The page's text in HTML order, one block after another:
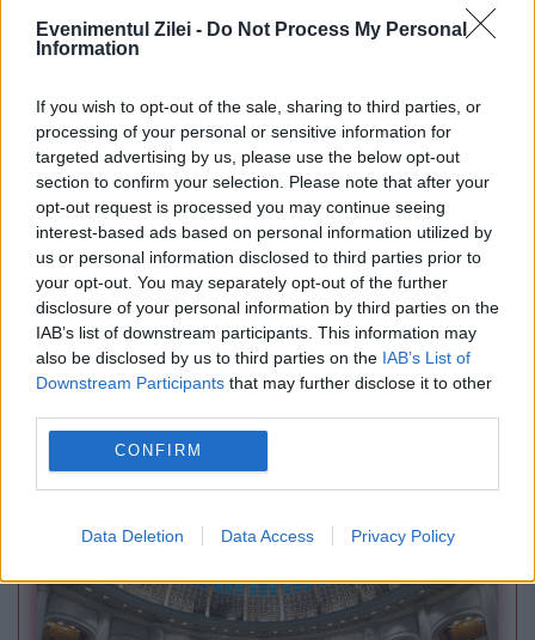
Evenimentul Zilei - Do Not Process My Personal
Information
If you wish to opt-out of the sale, sharing to third parties, or
processing of your personal or sensitive information for
targeted advertising by us, please use the below opt-out
section to confirm your selection. Please note that after your
opt-out request is processed you may continue seeing
interest-based ads based on personal information utilized by
us or personal information disclosed to third parties prior to
your opt-out. You may separately opt-out of the further
disclosure of your personal information by third parties on the
IAB’s list of downstream participants. This information may
also be disclosed by us to third parties on the IAB’s List of
Downstream Participants that may further disclose it to other
CONFIRM
Data Deletion Data Access Privacy Policy
echipă pro-rusă vrea să înveţe jurnaliştii „să
INTERNATIONAL
Rusia reacționează, după fragmentele de
dronă găsite în Republica Moldova. Acuzații la